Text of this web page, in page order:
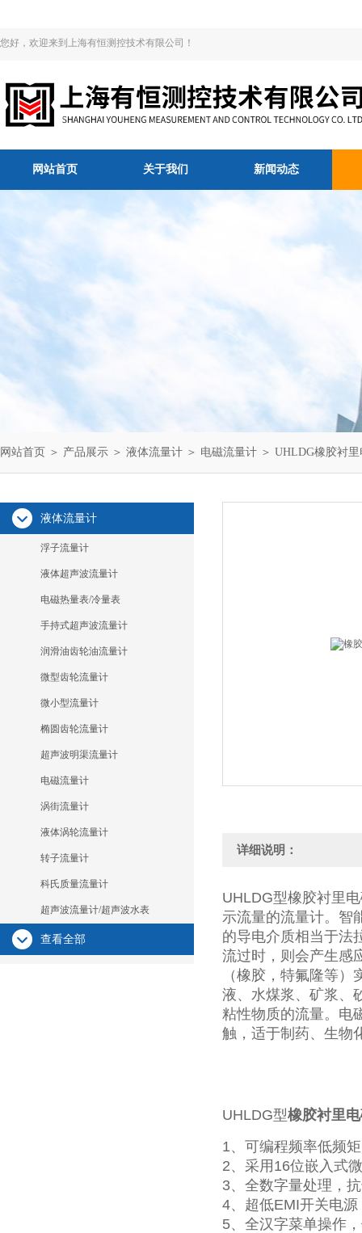
您好，欢迎来到上海有恒测控技术有限公司！
网站首页 关于我们 新闻动态
网站首页 ＞ 产品展示 ＞ 液体流量计 ＞ 电磁流量计 ＞ UHLDG橡胶衬
液体流量计
浮子流量计
液体超声波流量计
电磁热量表/冷量表
手持式超声波流量计
润滑油齿轮油流量计
微型齿轮流量计
微小型流量计
椭圆齿轮流量计
超声波明渠流量计
电磁流量计
涡街流量计
液体涡轮流量计
转子流量计
科氏质量流量计
超声波流量计/超声波水表
查看全部
详细说明：
UHLDG型橡胶衬里
示流量的流量计。智
的导电介质相当于法
流过时，则会产生感
（橡胶，特氟隆等
液、水煤浆、矿浆、
粘性物质的流量。电
触，适于制药、生物
UHLDG型橡胶衬里
1、可编程频率低频
2、采用16位嵌入式
3、全数字量处理，
4、超低EMI开关电
5、全汉字菜单操作